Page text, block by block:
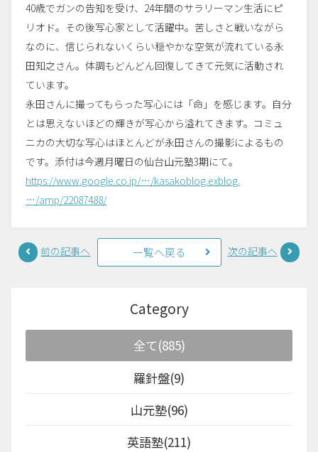
40歳でガンの告知を受け、24年間のサラリーマン生活にピ
リオド。その後写心家として活躍中。苦しさと戦いながら
なのに、信じられないくらい穏やかな空気が流れている永
田知之さん。体調もどんどん回復してきて元気に活動され
ています。
永田さんに撮ってもらった写心には「命」を感じます。自分
とは思えないほどの輝きが写心から溢れてきます。コミュ
ニカの大切な写心はほとんどが永田さんの撮影によるもの
です。添付は今週月曜日の仙台山元塾3期にて。
https://www.google.co.jp/…/kasakoblog.exblog.
…/amp/22087488/
前の記事へ 一覧へ戻る 次の記事へ
Category
全て(885)
羅針盤(9)
山元塾(96)
英語塾(211)